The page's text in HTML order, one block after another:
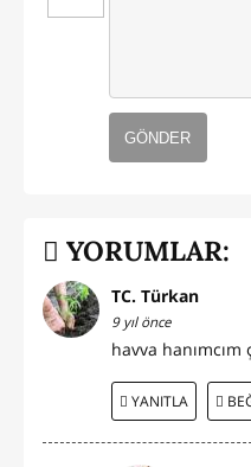
GÖNDER
YORUMLAR:
TC. Türkan
9 yıl önce
havva
YANITLA